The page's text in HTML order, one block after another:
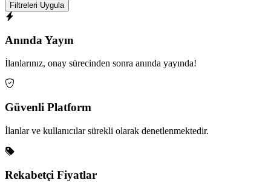
Filtreleri Uygula
Anında Yayın
İlanlarınız, onay sürecinden sonra anında yayında!
Güvenli Platform
İlanlar ve kullanıcılar sürekli olarak denetlenmektedir.
Rekabetçi Fiyatlar